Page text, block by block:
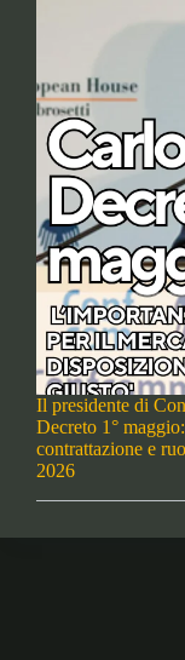
Il presidente di
Decreto 1°
contrattazione e
2026